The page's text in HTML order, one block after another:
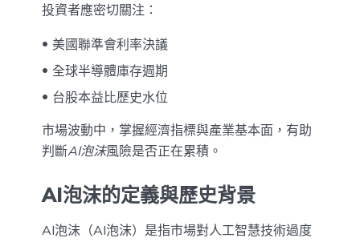
投資者應密切關注：
美國聯準會利率決議
全球半導體庫存週期
台股本益比歷史水位
市場波動中，掌握經濟指標與產業基本面，有助
判斷AI泡沫風險是否正在累積。
AI泡沫的定義與歷史背景
AI泡沫（AI泡沫）是指市場對人工智慧技術過度